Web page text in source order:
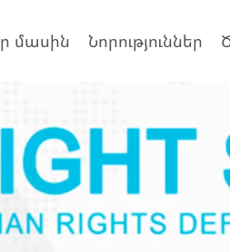
մասին Նորություններ